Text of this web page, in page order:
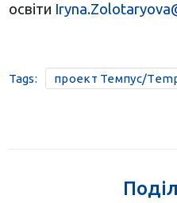
освіти
Tags: проект Темпус/